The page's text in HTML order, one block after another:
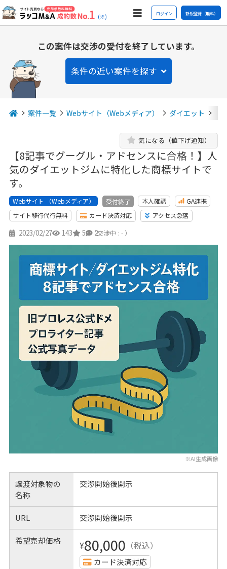
(※) ログイン 新規登録（無料）
この案件は交渉の受付を終了しています。
条件の近い案件を探す
案件一覧 Webサイト（Webメディア） ダイエット
【8記事でグーグル・アドセンスに合格！】人
気のダイエットジムに特化した商標サイトで
す。
気になる（値下げ通知）
Webサイト （Webメディア） 受付終了 本人確認
GA連携
サイト移行代行無料
カード決済対応 アクセス急落
2023/02/27 143 5 2
（交渉中 : - ）
※AI生成画像
譲渡対象物の
名称
交渉開始後開示
URL 交渉開始後開示
希望売却価格 ¥80,000 （税込）
カード決済対応